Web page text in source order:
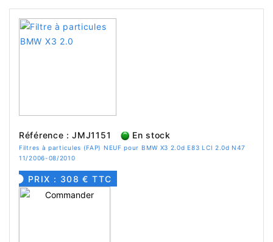
Référence : JMJ1151 En stock
Filtres à particules (FAP) NEUF pour BMW X3 2.0d E83 LCI 2.0d N47
11/2006-08/2010
PRIX : 308 € TTC